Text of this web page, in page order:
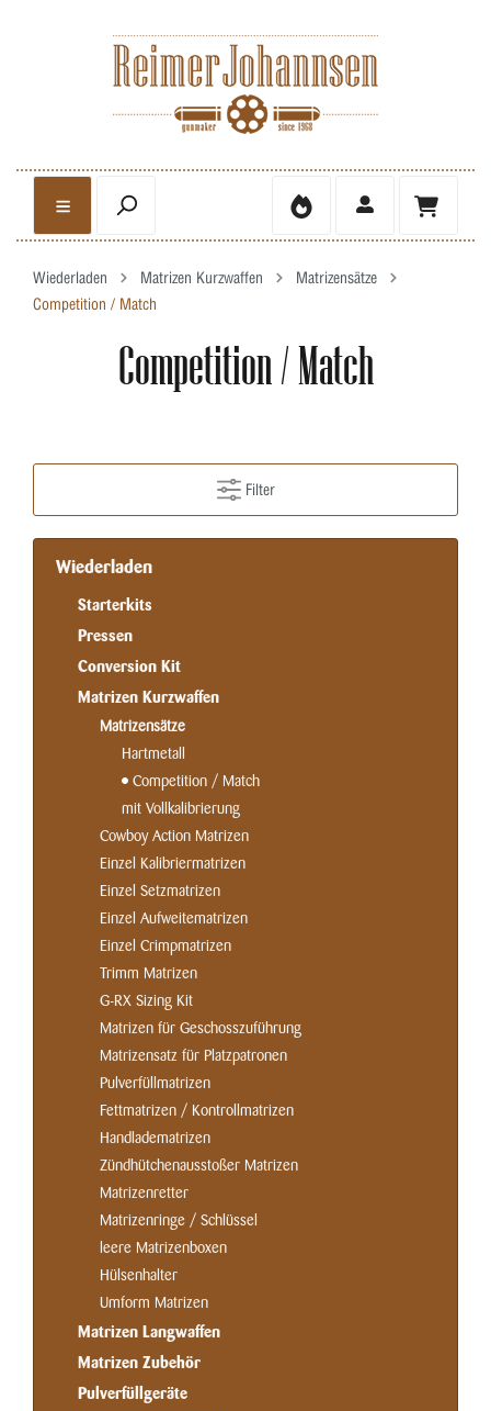
Wiederladen Matrizen Kurzwaffen
Matrizensätze
Competition / Match
Competition / Match
Filter
Wiederladen
Starterkits
Pressen
Conversion Kit
Matrizen Kurzwaffen
Matrizensätze
Hartmetall
Competition / Match
mit Vollkalibrierung
Cowboy Action Matrizen
Einzel Kalibriermatrizen
Einzel Setzmatrizen
Einzel Aufweitematrizen
Einzel Crimpmatrizen
Trimm Matrizen
G-RX Sizing Kit
Matrizen für Geschosszuführung
Matrizensatz für Platzpatronen
Pulverfüllmatrizen
Fettmatrizen / Kontrollmatrizen
Handladematrizen
Zündhütchenausstoßer Matrizen
Matrizenretter
Matrizenringe / Schlüssel
leere Matrizenboxen
Hülsenhalter
Umform Matrizen
Matrizen Langwaffen
Matrizen Zubehör
Pulverfüllgeräte